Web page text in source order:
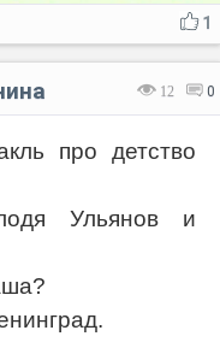
1
12 0
про детство
Ульянов и